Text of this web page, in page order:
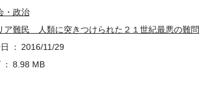
・政治
ア難民 人類に突きつけられた２１世紀最悪の難問
2016/11/29
8.98 MB